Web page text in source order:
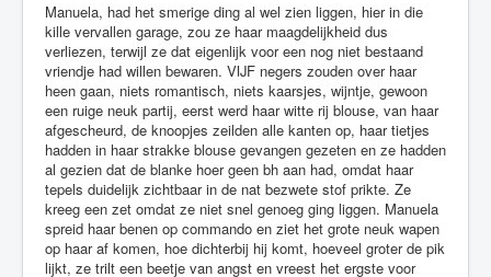
Manuela, had het smerige ding al wel zien liggen, hier in die
kille vervallen garage, zou ze haar maagdelijkheid dus
verliezen, terwijl ze dat eigenlijk voor een nog niet bestaand
vriendje had willen bewaren. VIJF negers zouden over haar
heen gaan, niets romantisch, niets kaarsjes, wijntje, gewoon
een ruige neuk partij, eerst werd haar witte rij blouse, van haar
afgescheurd, de knoopjes zeilden alle kanten op, haar tietjes
hadden in haar strakke blouse gevangen gezeten en ze hadden
al gezien dat de blanke hoer geen bh aan had, omdat haar
tepels duidelijk zichtbaar in de nat bezwete stof prikte. Ze
kreeg een zet omdat ze niet snel genoeg ging liggen. Manuela
spreid haar benen op commando en ziet het grote neuk wapen
op haar af komen, hoe dichterbij hij komt, hoeveel groter de pik
lijkt, ze trilt een beetje van angst en vreest het ergste voor